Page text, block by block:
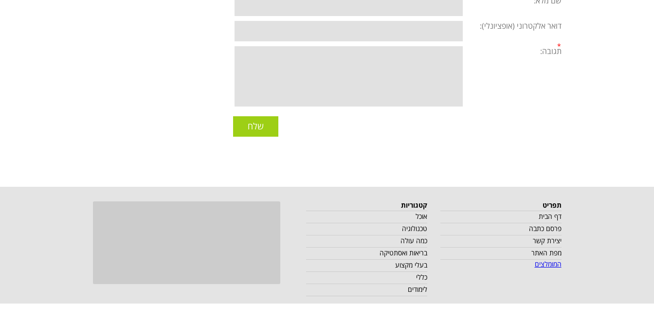
דואר אלקטרוני (אופציונלי):
תגובה:
שלח
תפריט
דף הבית
פרסם כתבה
יצירת קשר
מפת האתר
המומלצים
קטגוריות
אוכל
טכנולוגיה
כמה עולה
בריאות ואסתטיקה
בעלי מקצוע
כללי
לימודים